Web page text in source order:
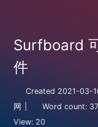
Surfboard
件
Created 2021-03-
网
Word count:
View: 20